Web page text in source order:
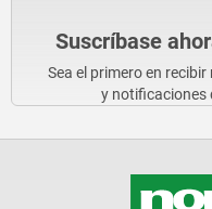
Suscríbase
Sea el primero en
y notificaciones